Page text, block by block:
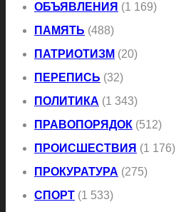
ОБЪЯВЛЕНИЯ (1 169)
ПАМЯТЬ (488)
ПАТРИОТИЗМ (20)
ПЕРЕПИСЬ (32)
ПОЛИТИКА (1 343)
ПРАВОПОРЯДОК (512)
ПРОИСШЕСТВИЯ (1 176)
ПРОКУРАТУРА (275)
СПОРТ (1 533)